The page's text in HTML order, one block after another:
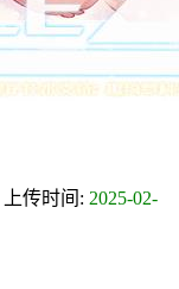
上传时间: 2025-02-